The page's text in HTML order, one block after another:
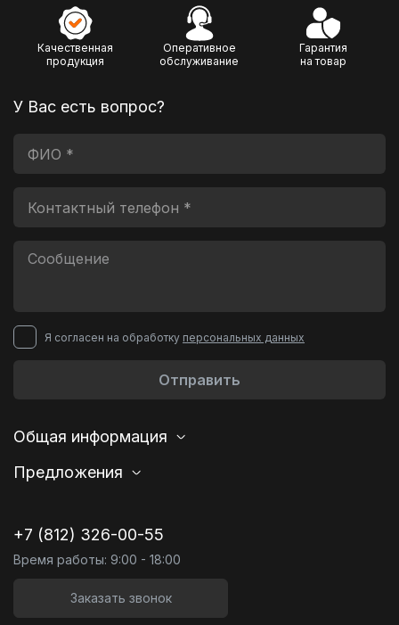
Качественная
продукция
Оперативное
обслуживание
Гарантия
на товар
У Вас есть вопрос?
Я согласен на обработку персональных данных
Отправить
Общая информация
Предложения
+7 (812) 326-00-55
Время работы: 9:00 - 18:00
Заказать звонок